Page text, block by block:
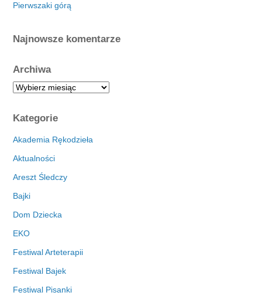
Pierwszaki górą
Najnowsze komentarze
Archiwa
A
h
i
a
Kategorie
Akademia Rękodzieła
Aktualności
Areszt Śledczy
Bajki
Dom Dziecka
EKO
Festiwal Arteterapii
Festiwal Bajek
Festiwal Pisanki